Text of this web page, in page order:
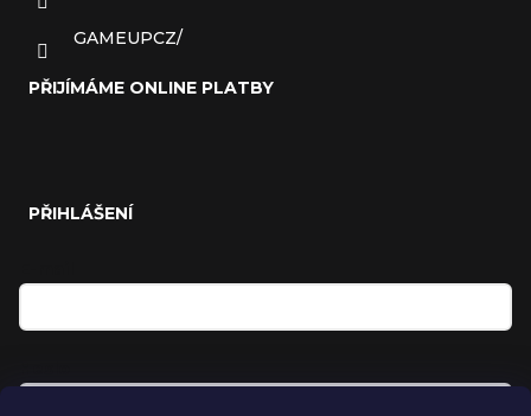
GAMEUPCZ/
PŘIJÍMÁME ONLINE PLATBY
PŘIHLÁŠENÍ